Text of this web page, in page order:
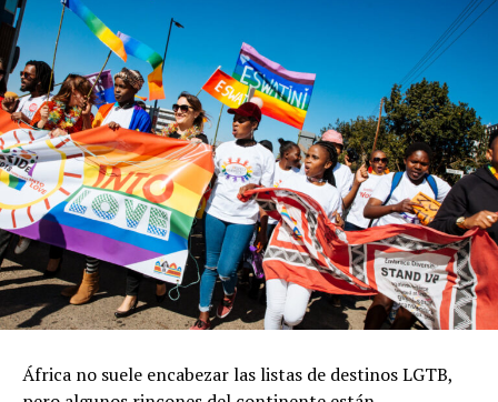
África no suele encabezar las listas de destinos LGTB,